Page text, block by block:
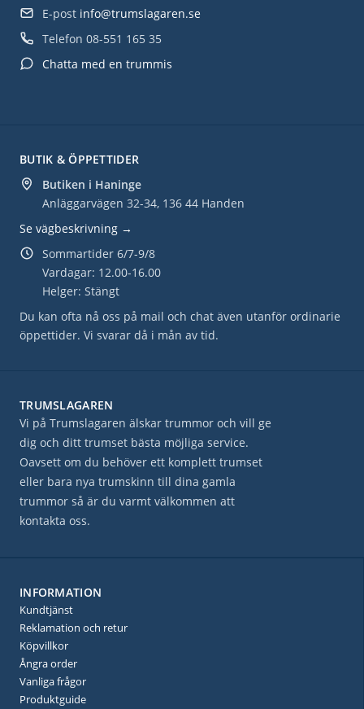
BUTIK & ÖPPETTIDER
Butiken i Haninge
Anläggarvägen 32-34, 136 44 Handen
Se vägbeskrivning →
Sommartider 6/7-9/8
Vardagar: 12.00-16.00
Helger: Stängt
Du kan ofta nå oss på mail och chat även utanför ordinarie
öppettider. Vi svarar då i mån av tid.
E-post info@trumslagaren.se
Telefon 08-551 165 35
Chatta med en trummis
TRUMSLAGAREN
Vi på Trumslagaren älskar trummor och vill ge
dig och ditt trumset bästa möjliga service.
Oavsett om du behöver ett komplett trumset
eller bara nya trumskinn till dina gamla
trummor så är du varmt välkommen att
kontakta oss.
INFORMATION
Kundtjänst
Reklamation och retur
Köpvillkor
Ångra order
Vanliga frågor
Produktguide